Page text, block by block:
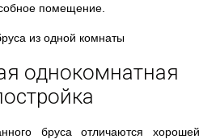
помещение.
однокомнатная
бруса отличаются хорошей